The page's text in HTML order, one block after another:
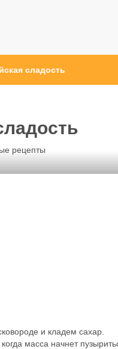
сладость
рецепты
и кладем сахар.
масса начнет